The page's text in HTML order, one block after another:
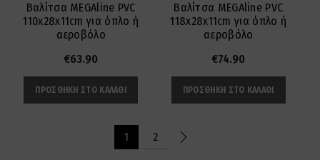
Βαλίτσα MEGAline PVC
110x28x11cm για όπλο ή
αεροβόλο
€63.90
ΠΡΟΣΘΉΚΗ ΣΤΟ ΚΑΛΆΘΙ
Βαλίτσα MEGAline PVC
118x28x11cm για όπλο ή
αεροβόλο
€74.90
ΠΡΟΣΘΉΚΗ ΣΤΟ ΚΑΛΆΘΙ
1 2